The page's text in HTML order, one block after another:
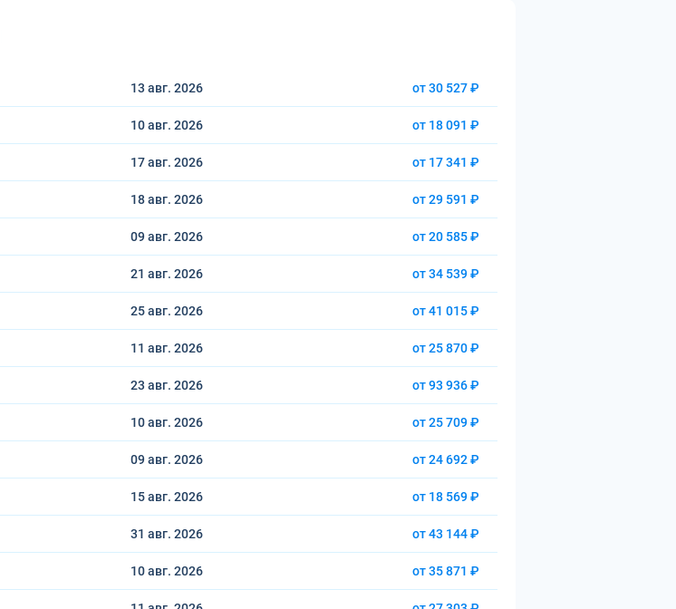
13 авг. 2026 от 30 527 ₽
10 авг. 2026 от 18 091 ₽
17 авг. 2026 от 17 341 ₽
18 авг. 2026 от 29 591 ₽
09 авг. 2026 от 20 585 ₽
21 авг. 2026 от 34 539 ₽
25 авг. 2026 от 41 015 ₽
11 авг. 2026 от 25 870 ₽
23 авг. 2026 от 93 936 ₽
10 авг. 2026 от 25 709 ₽
09 авг. 2026 от 24 692 ₽
15 авг. 2026 от 18 569 ₽
31 авг. 2026 от 43 144 ₽
10 авг. 2026 от 35 871 ₽